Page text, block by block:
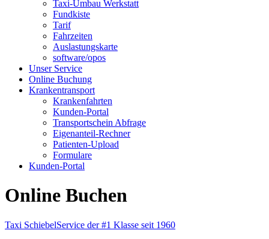
Taxi-Umbau Werkstatt
Fundkiste
Tarif
Fahrzeiten
Auslastungskarte
software/opos
Unser Service
Online Buchung
Krankentransport
Krankenfahrten
Kunden-Portal
Transportschein Abfrage
Eigenanteil-Rechner
Patienten-Upload
Formulare
Kunden-Portal
Online Buchen
Taxi SchiebelService der #1 Klasse seit 1960